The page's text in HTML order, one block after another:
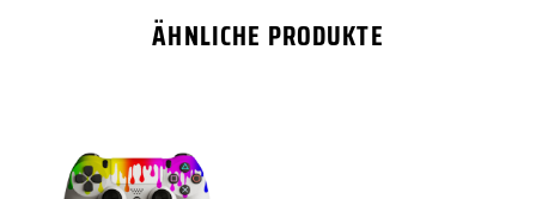
ÄHNLICHE PRODUKTE